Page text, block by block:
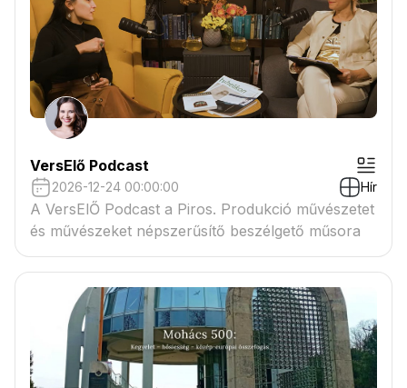
VersElő Podcast
2026-12-24 00:00:00 Hír
A VersElŐ Podcast a Piros. Produkció művészetet
és művészeket népszerűsítő beszélgető műsora